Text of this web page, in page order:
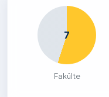
7
Fakülte